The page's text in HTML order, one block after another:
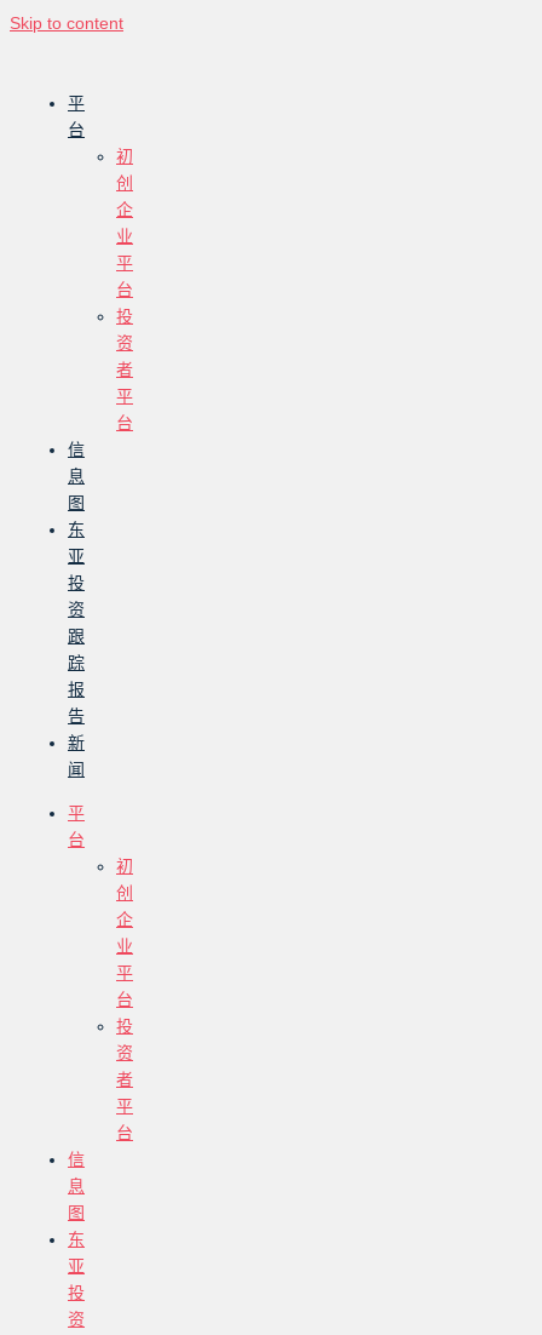
Skip to content
平
台
初
创
企
业
平
台
投
资
者
平
台
信
息
图
东
亚
投
资
跟
踪
报
告
新
闻
平
台
初
创
企
业
平
台
投
资
者
平
台
信
息
图
东
亚
投
资